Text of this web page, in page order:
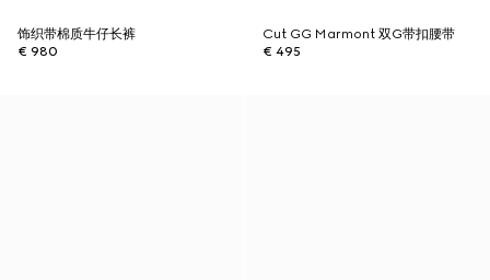
饰织带棉质牛仔长裤
€ 980
Cut GG Marmont 双G带扣腰带
€ 495